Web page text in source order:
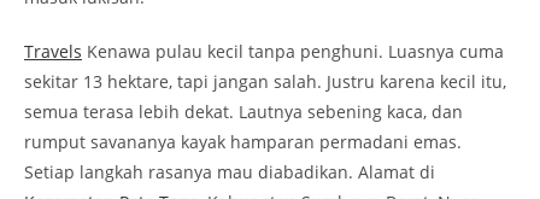
Travels Kenawa pulau kecil tanpa penghuni. Luasnya cuma
sekitar 13 hektare, tapi jangan salah. Justru karena kecil itu,
semua terasa lebih dekat. Lautnya sebening kaca, dan
rumput savananya kayak hamparan permadani emas.
Setiap langkah rasanya mau diabadikan. Alamat di